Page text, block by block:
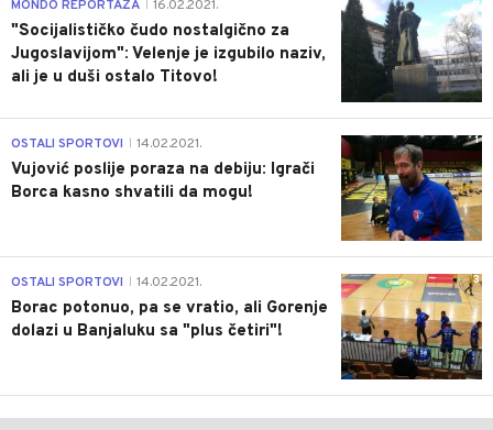
MONDO REPORTAŽA 16.02.2021.
"Socijalističko čudo nostalgično za
Jugoslavijom": Velenje je izgubilo naziv,
ali je u duši ostalo Titovo!
1
OSTALI SPORTOVI 14.02.2021.
Vujović poslije poraza na debiju: Igrači
Borca kasno shvatili da mogu!
3
OSTALI SPORTOVI 14.02.2021.
Borac potonuo, pa se vratio, ali Gorenje
dolazi u Banjaluku sa "plus četiri"!